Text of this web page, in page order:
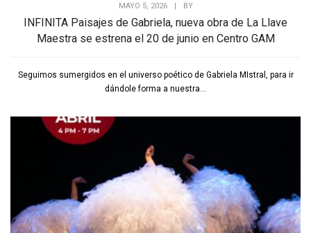
MAYO 5, 2026 | BY
INFINITA Paisajes de Gabriela, nueva obra de La Llave
Maestra se estrena el 20 de junio en Centro GAM
Seguimos sumergidos en el universo poético de Gabriela MIstral, para ir
dándole forma a nuestra...